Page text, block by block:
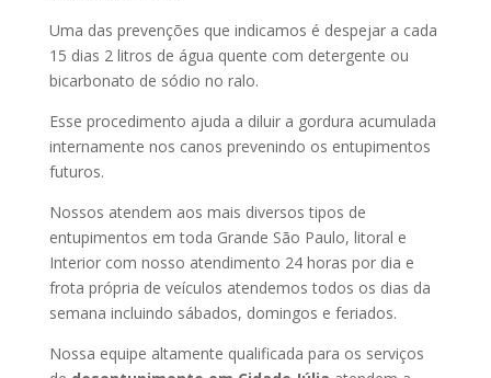
Uma das prevenções que indicamos é despejar a cada
15 dias 2 litros de água quente com detergente ou
bicarbonato de sódio no ralo.
Esse procedimento ajuda a diluir a gordura acumulada
internamente nos canos prevenindo os entupimentos
futuros.
Nossos atendem aos mais diversos tipos de
entupimentos em toda Grande São Paulo, litoral e
Interior com nosso atendimento 24 horas por dia e
frota própria de veículos atendemos todos os dias da
semana incluindo sábados, domingos e feriados.
Nossa equipe altamente qualificada para os serviços